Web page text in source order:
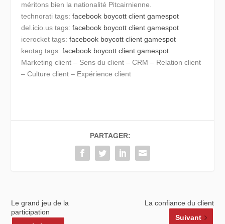
méritons bien la nationalité Pitcairnienne.
technorati tags:facebook boycott client gamespot
del.icio.us tags:facebook boycott client gamespot
icerocket tags:facebook boycott client gamespot
keotag tags:facebook boycott client gamespot
Marketing client – Sens du client – CRM – Relation client
– Culture client – Expérience client
PARTAGER:
Le grand jeu de la
participation
La confiance du client
Suivant